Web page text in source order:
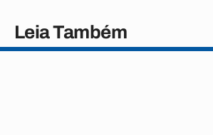
Leia Também